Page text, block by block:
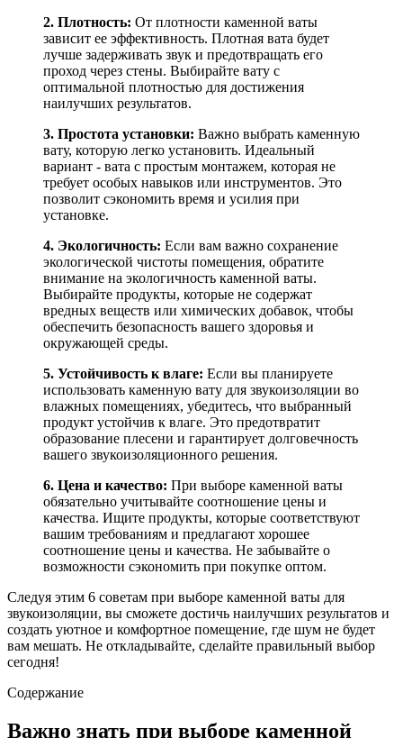
2. Плотность: От плотности каменной ваты
зависит ее эффективность. Плотная вата будет
лучше задерживать звук и предотвращать его
проход через стены. Выбирайте вату с
оптимальной плотностью для достижения
наилучших результатов.
3. Простота установки: Важно выбрать каменную
вату, которую легко установить. Идеальный
вариант - вата с простым монтажем, которая не
требует особых навыков или инструментов. Это
позволит сэкономить время и усилия при
установке.
4. Экологичность: Если вам важно сохранение
экологической чистоты помещения, обратите
внимание на экологичность каменной ваты.
Выбирайте продукты, которые не содержат
вредных веществ или химических добавок, чтобы
обеспечить безопасность вашего здоровья и
окружающей среды.
5. Устойчивость к влаге: Если вы планируете
использовать каменную вату для звукоизоляции во
влажных помещениях, убедитесь, что выбранный
продукт устойчив к влаге. Это предотвратит
образование плесени и гарантирует долговечность
вашего звукоизоляционного решения.
6. Цена и качество: При выборе каменной ваты
обязательно учитывайте соотношение цены и
качества. Ищите продукты, которые соответствуют
вашим требованиям и предлагают хорошее
соотношение цены и качества. Не забывайте о
возможности сэкономить при покупке оптом.
Следуя этим 6 советам при выборе каменной ваты для
звукоизоляции, вы сможете достичь наилучших результатов и
создать уютное и комфортное помещение, где шум не будет
вам мешать. Не откладывайте, сделайте правильный выбор
сегодня!
Содержание
Важно знать при выборе каменной